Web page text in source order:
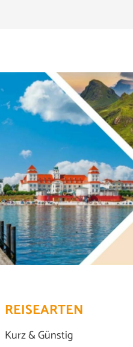
REISEARTEN
Kurz & Günstig